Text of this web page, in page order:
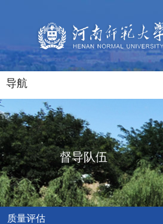
导航
督导队伍
质量评估